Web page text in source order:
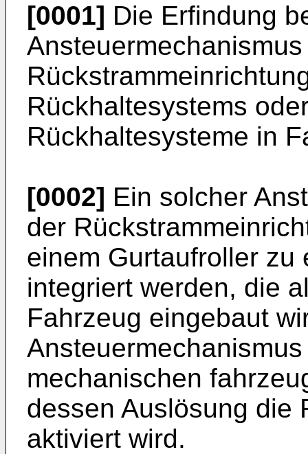
[0001] Die Erfindung
Rückhaltesystems
Rückhaltesysteme in
[0002] Ein solcher
der
einem Gurtaufroller zu
integriert werden, die
Fahrzeug eingebaut
mechanischen
dessen Auslösung die
aktiviert wird.